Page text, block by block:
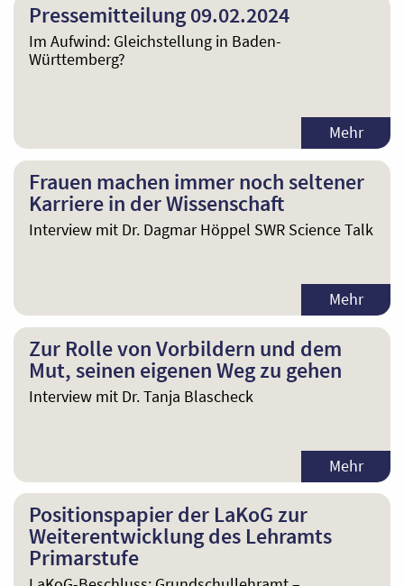
Pressemitteilung 09.02.2024
Im Aufwind: Gleichstellung in Baden-
Württemberg?
Mehr
Frauen machen immer noch seltener
Karriere in der Wissenschaft
Interview mit Dr. Dagmar Höppel SWR Science Talk
Mehr
Zur Rolle von Vorbildern und dem
Mut, seinen eigenen Weg zu gehen
Interview mit Dr. Tanja Blascheck
Mehr
Positionspapier der LaKoG zur
Weiterentwicklung des Lehramts
Primarstufe